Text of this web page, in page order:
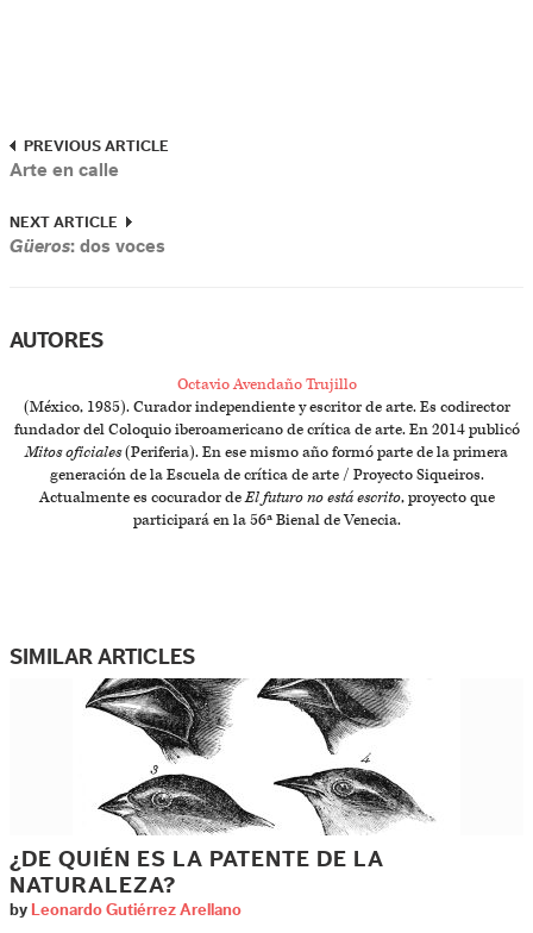
PREVIOUS ARTICLE
Arte en calle
NEXT ARTICLE
Güeros: dos voces
AUTORES
Octavio Avendaño Trujillo
(México, 1985). Curador independiente y escritor de arte. Es codirector
fundador del Coloquio iberoamericano de crítica de arte. En 2014 publicó
Mitos oficiales(Periferia). En ese mismo año formó parte de la primera
generación de la Escuela de crítica de arte / Proyecto Siqueiros.
Actualmente es cocurador deEl futuro no está escrito, proyecto que
participará en la 56ª Bienal de Venecia.
SIMILAR ARTICLES
¿DE QUIÉN ES LA PATENTE DE LA
NATURALEZA?
by Leonardo Gutiérrez Arellano